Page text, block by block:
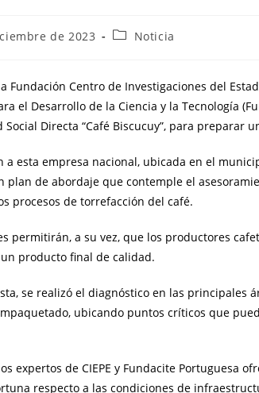
de 2023 Noticia
Fundación Centro de Investigaciones del
el Desarrollo de la Ciencia y la Tecnología
Social Directa “Café Biscucuy”, para
a esta empresa nacional, ubicada en el
plan de abordaje que contemple el
procesos de torrefacción del café.
permitirán, a su vez, que los productores
producto final de calidad.
se realizó el diagnóstico en las principales
ubicando puntos críticos que
expertos de CIEPE y Fundacite Portuguesa
respecto a las condiciones de